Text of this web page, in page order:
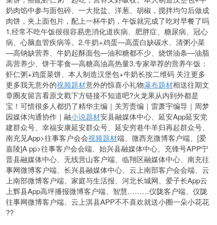
奶肉馅中参与面包碎、一大批盐、洋葱、胡椒，搅拌均匀后做成
肉饼，夹上面包片，配上一杯牛奶，午饭就完成了吃对早餐了吗
1.经常不吃午饭很很容易患消化道疾病、肥胖症、糖尿病、冠心
病、心脑血管疾病等。2.牛奶+鸡蛋—高蛋白缺碳水、清粥小菜
—高钠缺营养、牛奶起酥面包—油和糖都不少、烧饼油条—油脂
高营养少、饼干零食—高糖高油高热量3.专家举荐的营养午饭：
虾仁粥+鸡蛋菜饼、本人制造汉堡包+牛奶长按二维码 关注更多
更多我无意外的视频题材意外的惊喜小礼物瀑布题材相送往期文
章圈友留言看原文戳下方链接不知道吧?火龙果从内到外都是
宝！可惜很多人都扔了精华主编｜关芳责编｜雷萧宇编导｜周梦
园媒体沟通协作｜融小说题材安县融媒体中心、延安App延安党
建群众号、幸福安康延安群众号、延安穷巷牛羊归再起群众号、
南充见App>往事客户会会视频题材端、微西充微博客户端、[爱
嘉陵]A pp>往事客户会会端、始兴县融媒体中心、充锋号APP宁
晋县融媒体中心、无线营山客户端、临翔区融媒体中心、南充往
事网微博客户端、长兴县融媒体中心、云上南部客户会会端、云
上南部微博客户端、家庭与生活报、河北长城网、爱子长App云
上辉县App高坪播报微博客户端、智慧………仪陇客户端、仪陇
往事网微博客户端、云上淇县APP不不喜欢就送小圈一朵小花花
??